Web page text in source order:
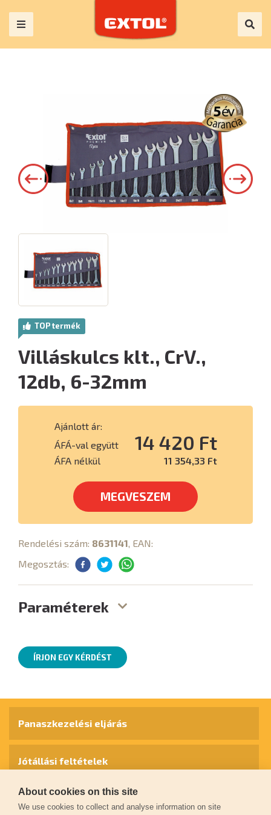
TOP termék
Villáskulcs klt., CrV.,
12db, 6-32mm
Ajánlott ár:
ÁFÁ-val együtt
14 420 Ft
ÁFA nélkül 11 354,33 Ft
MEGVESZEM
Rendelési szám: 8631141 , EAN:
Megosztás:
Paraméterek
ÍRJON EGY KÉRDÉST
Panaszkezelési eljárás
Jótállási feltételek
Személyes adatok védelme
About cookies on this site
We use cookies to collect and analyse information on site